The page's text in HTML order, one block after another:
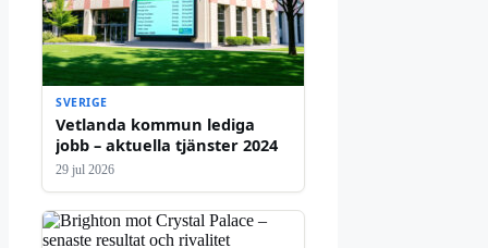
SVERIGE
Vetlanda kommun lediga
jobb – aktuella tjänster 2024
29 jul 2026